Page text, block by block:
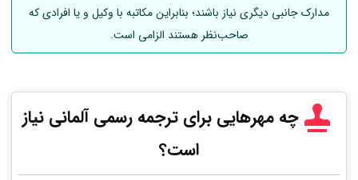
مدارک جانبی دیگری نیاز باشند؛ بنابراین مکاتبه با وکیل و یا افرادی که
صاحب‌نظر هستند الزامی است.
چه مهرهایی برای ترجمه رسمیآلمانی نیاز
است؟